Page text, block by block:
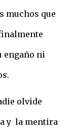
muchos que
engaño ni
olvide
y la mentira